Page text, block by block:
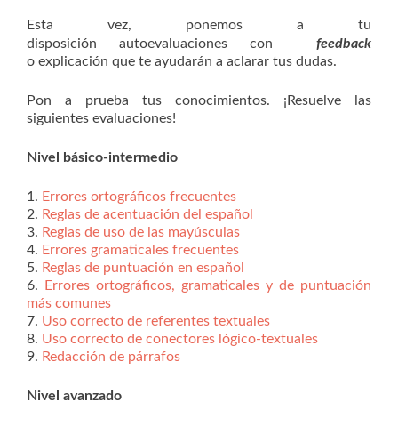
Esta vez, ponemos a tu
disposición autoevaluaciones con feedback
o explicación que te ayudarán a aclarar tus dudas.
Pon a prueba tus conocimientos. ¡Resuelve las
siguientes evaluaciones!
Nivel básico-intermedio
1. Errores ortográficos frecuentes
2. Reglas de acentuación del español
3. Reglas de uso de las mayúsculas
4. Errores gramaticales frecuentes
5. Reglas de puntuación en español
6.
Errores ortográficos, gramaticales y de puntuación
más comunes
7. Uso correcto de referentes textuales
8. Uso correcto de conectores lógico-textuales
9. Redacción de párrafos
Nivel avanzado